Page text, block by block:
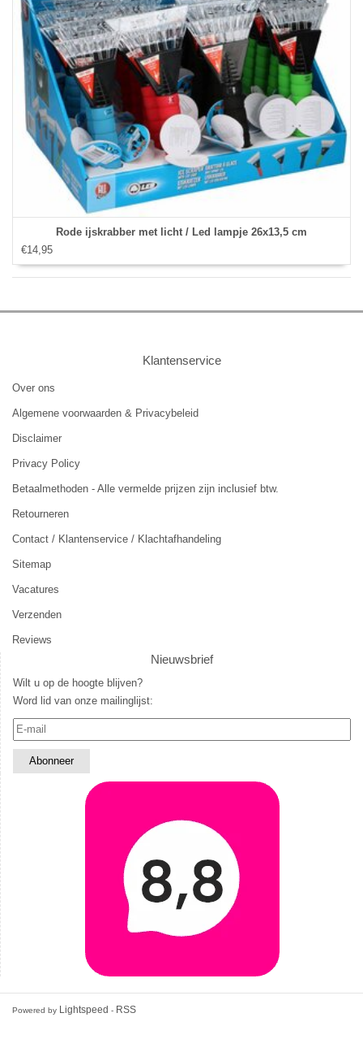
Rode ijskrabber met licht / Led lampje 26x13,5 cm
€14,95
Klantenservice
Over ons
Algemene voorwaarden & Privacybeleid
Disclaimer
Privacy Policy
Betaalmethoden - Alle vermelde prijzen zijn inclusief btw.
Retourneren
Contact / Klantenservice / Klachtafhandeling
Sitemap
Vacatures
Verzenden
Reviews
Nieuwsbrief
Wilt u op de hoogte blijven?
Word lid van onze mailinglijst:
Powered by Lightspeed - RSS